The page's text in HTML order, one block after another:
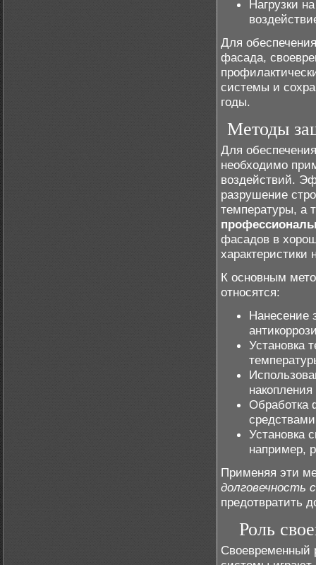
Нагрузки
Для
фасада,
системы и
годы.
Методы
Для
необходимо
воздействий.
разрушение
температуры, а
фасадов в
характеристики
К основным
относятся:
Нанесение
Установка
Обработка
Установка
например,
Применяя эти
долговечность
предотвратить
Роль
Своевременный